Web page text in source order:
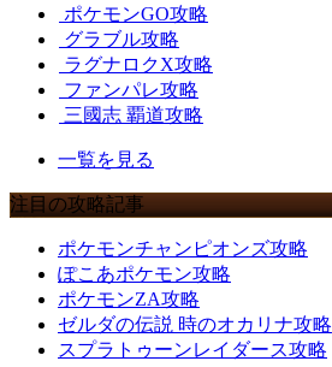
ポケモンGO攻略
グラブル攻略
ラグナロクX攻略
ファンパレ攻略
三國志 覇道攻略
一覧を見る
注目の攻略記事
ポケモンチャンピオンズ攻略
ぽこあポケモン攻略
ポケモンZA攻略
ゼルダの伝説 時のオカリナ攻略
スプラトゥーンレイダース攻略